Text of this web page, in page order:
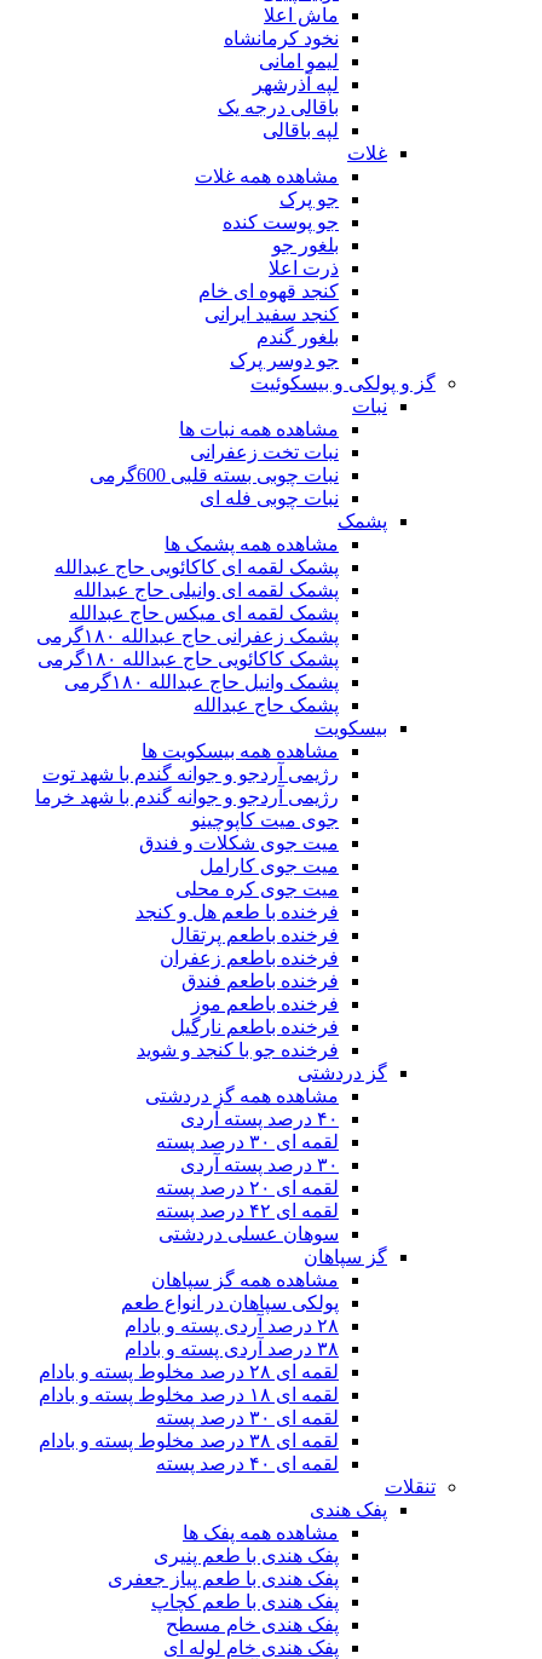
ماش اعلا
نخود کرمانشاه
لیمو امانی
لپه آذرشهر
باقالی درجه یک
لپه باقالی
غلات
مشاهده همه غلات
جو پرک
جو پوست کنده
بلغور جو
ذرت اعلا
کنجد قهوه ای خام
کنجد سفید ایرانی
بلغور گندم
جو دوسر پرک
گز و پولکی و بیسکوئیت
نبات
مشاهده همه نبات ها
نبات تخت زعفرانی
نبات چوبی بسته قلبی 600گرمی
نبات چوبی فله ای
پشمک
مشاهده همه پشمک ها
پشمک لقمه ای کاکائویی حاج عبدالله
پشمک لقمه ای وانیلی حاج عبدالله
پشمک لقمه ای میکس حاج عبدالله
پشمک زعفرانی حاج عبدالله ۱۸۰گرمی
پشمک کاکائویی حاج عبدالله ۱۸۰گرمی
پشمک وانیل حاج عبدالله ۱۸۰گرمی
پشمک حاج عبدالله
بیسکویت
مشاهده همه بیسکویت ها
رژیمی آردجو و جوانه گندم با شهد توت
رژیمی آردجو و جوانه گندم با شهد خرما
جوی میت کاپوچینو
میت جوی شکلات و فندق
میت جوی کارامل
میت جوی کره محلی
فرخنده با طعم هل و کنجد
فرخنده باطعم پرتقال
فرخنده باطعم زعفران
فرخنده باطعم فندق
فرخنده باطعم موز
فرخنده باطعم نارگیل
فرخنده جو با کنجد و شوید
گز دردشتی
مشاهده همه گز دردشتی
۴۰ درصد پسته آردی
لقمه ای ۳۰ درصد پسته
۳۰ درصد پسته آردی
لقمه ای ۲۰ درصد پسته
لقمه ای ۴۲ درصد پسته
سوهان عسلی دردشتی
گز سپاهان
مشاهده همه گز سپاهان
پولکی سپاهان در انواع طعم
۲۸ درصد آردی پسته و بادام
۳۸ درصد آردی پسته و بادام
لقمه ای ۲۸ درصد مخلوط پسته و بادام
لقمه ای ۱۸ درصد مخلوط پسته و بادام
لقمه ای ۳۰ درصد پسته
لقمه ای ۳۸ درصد مخلوط پسته و بادام
لقمه ای ۴۰ درصد پسته
تنقلات
پفک هندی
مشاهده همه پفک ها
پفک هندی با طعم پنیری
پفک هندی با طعم پیاز جعفری
پفک هندی با طعم کچاپ
پفک هندی خام مسطح
پفک هندی خام لوله ای